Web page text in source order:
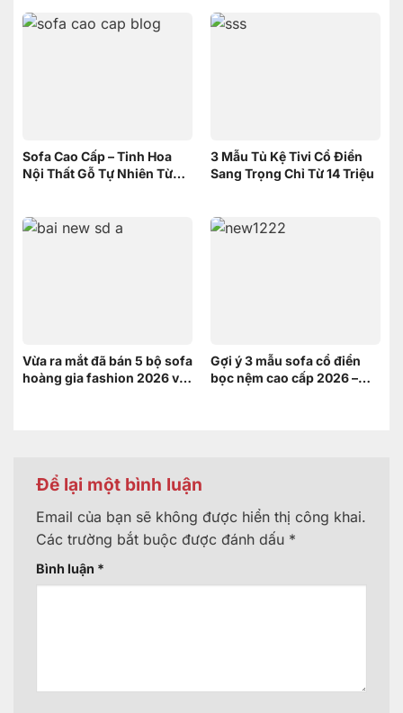
Sofa Cao Cấp – Tinh Hoa
Nội Thất Gỗ Tự Nhiên Từ
3 Mẫu Tủ Kệ Tivi Cổ Điển
Sang Trọng Chỉ Từ 14 Triệu
Vừa ra mắt đã bán 5 bộ sofa
hoàng gia fashion 2026 và
Gợi ý 3 mẫu sofa cổ điển
bọc nệm cao cấp 2026 –
Để lại một bình luận
Email của bạn sẽ không được hiển thị công khai.
Các trường bắt buộc được đánh dấu *
Bình luận *